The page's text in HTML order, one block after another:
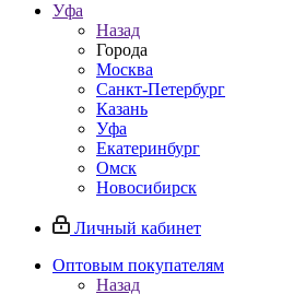
Уфа
Назад
Города
Москва
Санкт-Петербург
Казань
Уфа
Екатеринбург
Омск
Новосибирск
Личный кабинет
Оптовым покупателям
Назад